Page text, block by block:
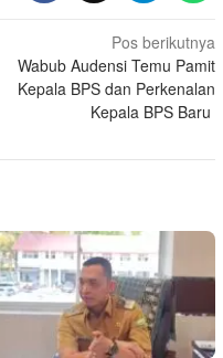
Pos berikutnya
Wabub Audensi Temu Pamit
Kepala BPS dan Perkenalan
Kepala BPS Baru